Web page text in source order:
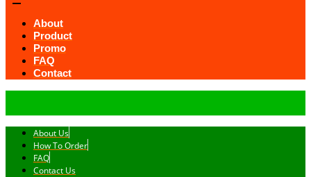
About
Product
Promo
FAQ
Contact
About Us
How To Order
FAQ
Contact Us